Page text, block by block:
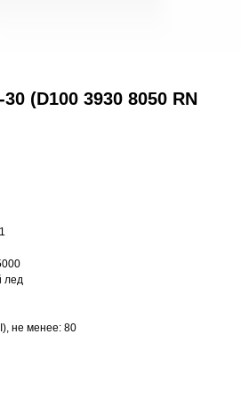
(D100 3930 8050 RN
лед
не менее: 80